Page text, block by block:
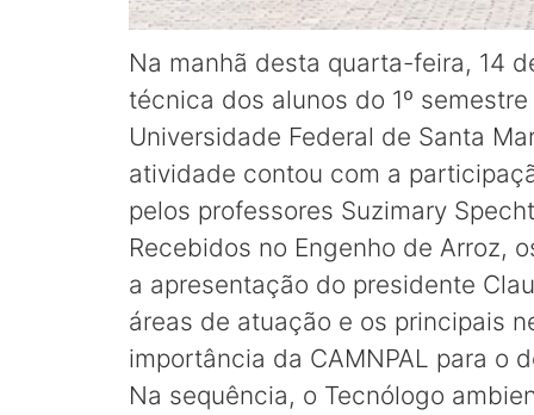
Na manhã desta quarta-feira, 14
técnica dos alunos do 1º
Universidade Federal de Santa
atividade contou com a
pelos professores Suzimary
Recebidos no Engenho de Arroz,
a apresentação do presidente
áreas de atuação e os principais
importância da CAMNPAL para o
Na sequência, o Tecnólogo